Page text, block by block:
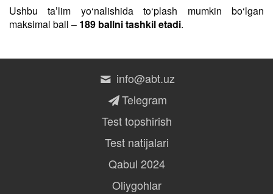
Ushbu taʼlim yo‘nalishida to‘plash mumkin bo‘lgan
maksimal ball – 189 ballni tashkil etadi.
info@abt.uz
Telegram
Test topshirish
Test natijalari
Qabul 2024
Oliygohlar